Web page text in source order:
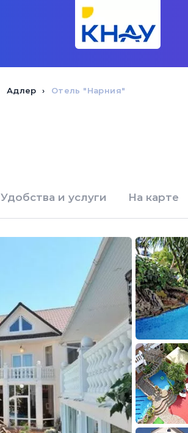
Адлер Отель "Нарния"
Удобства и услуги На карте